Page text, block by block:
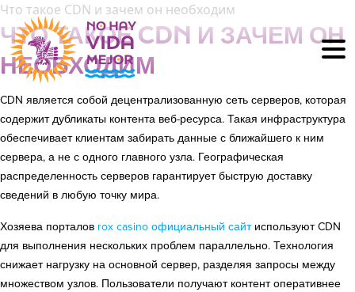
Что такое CDN и зачем он необходим
ЧТО ТАКОЕ CDN И ЗАЧЕМ ОН
НЕОБХОДИМ
CDN является собой децентрализованную сеть серверов, которая
содержит дубликаты контента веб-ресурса. Такая инфраструктура
обеспечивает клиентам забирать данные с ближайшего к ним
сервера, а не с одного главного узла. Географическая
распределенность серверов гарантирует быструю доставку
сведений в любую точку мира.
Хозяева порталов rox casino официальный сайтиспользуют CDN
для выполнения нескольких проблем параллельно. Технология
снижает нагрузку на основной сервер, разделяя запросы между
множеством узлов. Пользователи получают контент оперативнее